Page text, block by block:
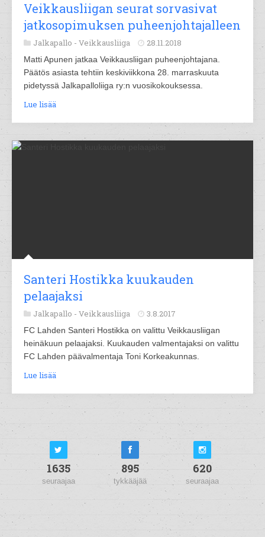
Veikkausliigan seurat sorvasivat
jatkosopimuksen puheenjohtajalleen
Jalkapallo - Veikkausliiga 28.11.2018
Matti Apunen jatkaa Veikkausliigan puheenjohtajana.
Päätös asiasta tehtiin keskiviikkona 28. marraskuuta
pidetyssä Jalkapalloliiga ry:n vuosikokouksessa.
Lue lisää
Santeri Hostikka kuukauden
pelaajaksi
Jalkapallo - Veikkausliiga 3.8.2017
FC Lahden Santeri Hostikka on valittu Veikkausliigan
heinäkuun pelaajaksi. Kuukauden valmentajaksi on valittu
FC Lahden päävalmentaja Toni Korkeakunnas.
Lue lisää
1635
seuraajaa
895
tykkääjää
620
seuraajaa